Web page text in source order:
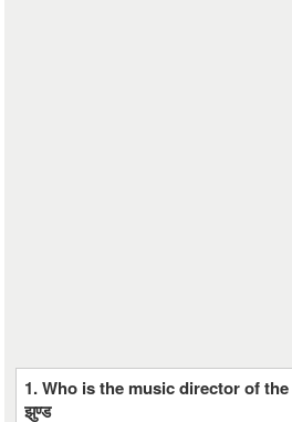
1. Who is the music director of the
झुण्ड